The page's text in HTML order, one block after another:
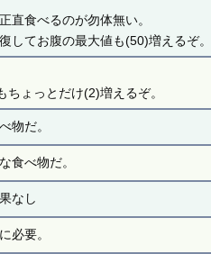
直食べるのが勿体無い。
してお腹の最大値も(50)増えるぞ。
ょっとだけ(2)増えるぞ。
物だ。
食べ物だ。
なし
必要。